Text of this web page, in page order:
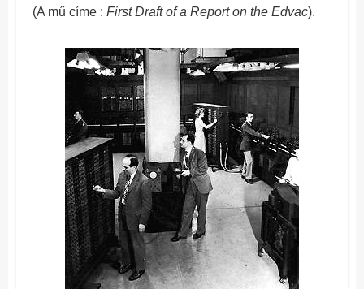
(A mű címe : First Draft of a Report on the Edvac).